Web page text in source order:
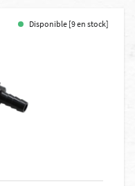
Disponible [9 en stock]